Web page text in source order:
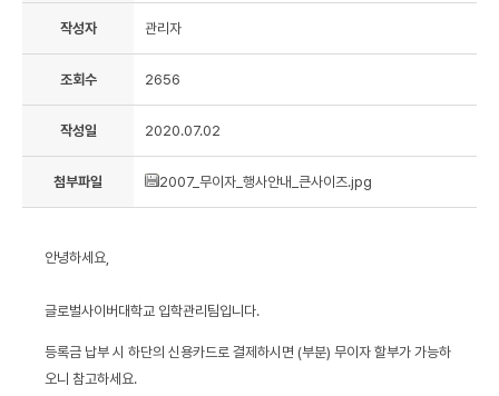
작성자 관리자
조회수 2656
작성일 2020.07.02
첨부파일 2007_무이자_행사안내_큰사이즈.jpg
안녕하세요,
글로벌사이버대학교 입학관리팀입니다.
등록금 납부 시 하단의 신용카드로 결제하시면 (부분) 무이자 할부가 가능하
오니 참고하세요.